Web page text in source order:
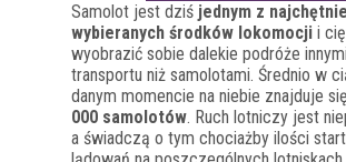
Samolot jest dziś jednym z
wybieranych środków lokomocji i
wyobrazić sobie dalekie podróże
transportu niż samolotami. Średnio w
danym momencie na niebie znajduje się
000 samolotów. Ruch lotniczy jest
a świadczą o tym chociażby ilości